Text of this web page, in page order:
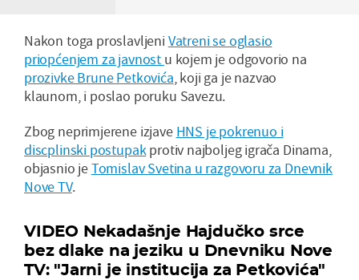
Nakon toga proslavljeni Vatreni se oglasio
priopćenjem za javnost u kojem je odgovorio na
prozivke Brune Petkovića, koji ga je nazvao
klaunom, i poslao poruku Savezu.
Zbog neprimjerene izjave HNS je pokrenuo i
discplinski postupakprotiv najboljeg igrača Dinama,
objasnio jeTomislav Svetina u razgovoru za Dnevnik
Nove TV.
VIDEO Nekadašnje Hajdučko srce
bez dlake na jeziku u Dnevniku Nove
TV: "Jarni je institucija za Petkovića"